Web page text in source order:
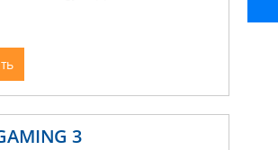
Atheros Killer E2400, 8-ch
Sound Blaster X-Fi MB3
3